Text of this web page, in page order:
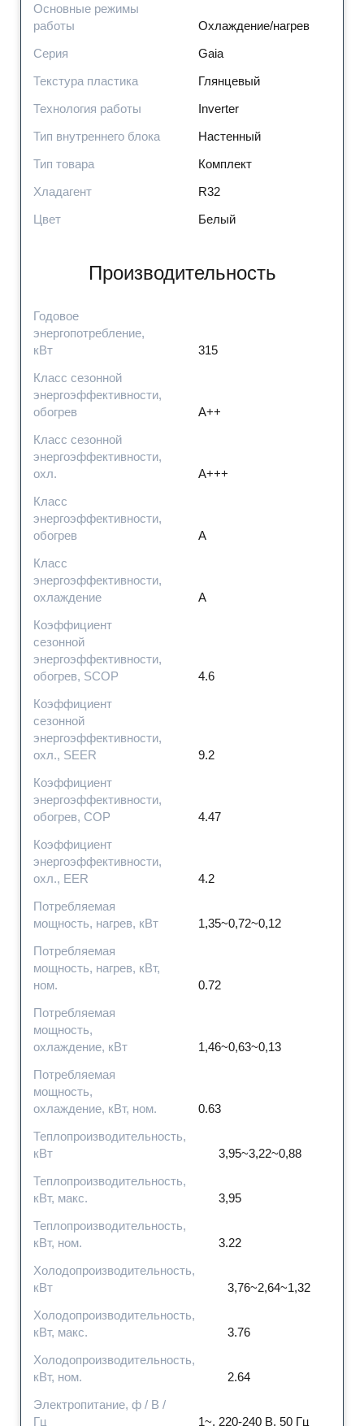
Основные режимы
работы
Охлаждение/нагрев
Серия
Gaia
Текстура пластика
Глянцевый
Технология работы
Inverter
Тип внутреннего блока
Настенный
Тип товара
Комплект
Хладагент
R32
Цвет
Белый
Производительность
Годовое
энергопотребление,
кВт
315
Класс сезонной
энергоэффективности,
обогрев
A++
Класс сезонной
энергоэффективности,
охл.
A+++
Класс
энергоэффективности,
обогрев
A
Класс
энергоэффективности,
охлаждение
A
Коэффициент
сезонной
энергоэффективности,
обогрев, SCOP
4.6
Коэффициент
сезонной
энергоэффективности,
охл., SEER
9.2
Коэффициент
энергоэффективности,
обогрев, COP
4.47
Коэффициент
энергоэффективности,
охл., EER
4.2
Потребляемая
мощность, нагрев, кВт
1,35~0,72~0,12
Потребляемая
мощность, нагрев, кВт,
ном.
0.72
Потребляемая
мощность,
охлаждение, кВт
1,46~0,63~0,13
Потребляемая
мощность,
охлаждение, кВт, ном.
0.63
Теплопроизводительность,
кВт
3,95~3,22~0,88
Теплопроизводительность,
кВт, макс.
3,95
Теплопроизводительность,
кВт, ном.
3.22
Холодопроизводительность,
кВт
3,76~2,64~1,32
Холодопроизводительность,
кВт, макс.
3.76
Холодопроизводительность,
кВт, ном.
2.64
Электропитание, ф / В /
Гц
1~, 220-240 В, 50 Гц